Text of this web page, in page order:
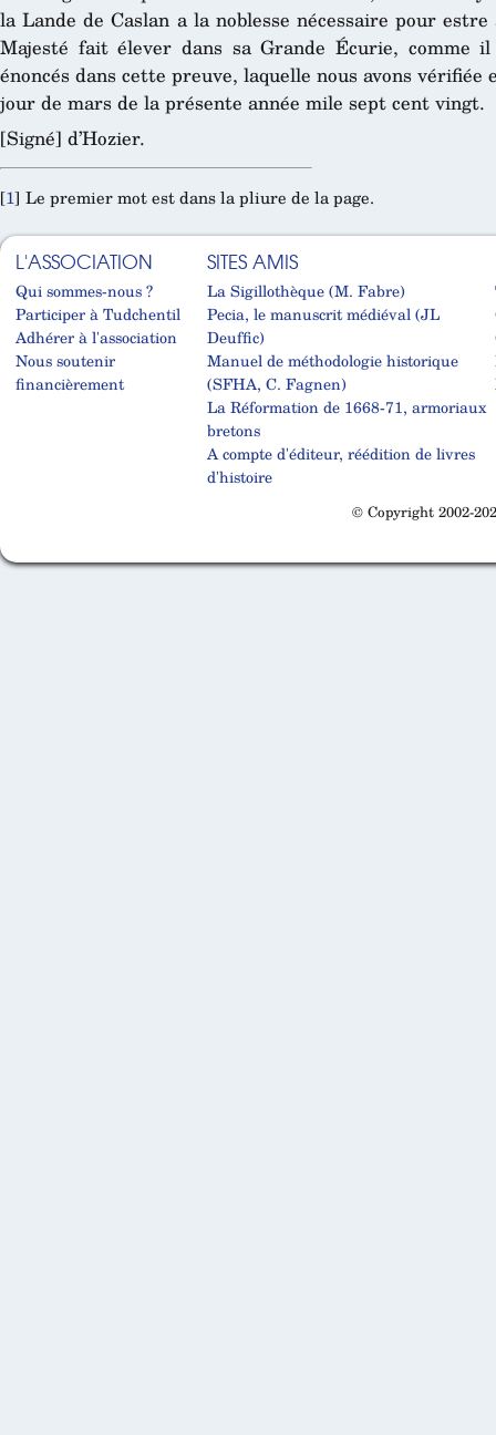
la Lande de Caslan a la noblesse nécessaire pour
Majesté fait élever dans sa Grande Écurie, comme
énoncés dans cette preuve, laquelle nous avons
jour de mars de la présente année mile sept cent vingt.
[Signé] d’Hozier.
[1] Le premier mot est dans la pliure de la page.
L'ASSOCIATION
Qui sommes-nous ?
Participer à Tudchentil
Adhérer à l'association
Nous soutenir
financièrement
SITES AMIS
La Sigillothèque (M. Fabre)
Pecia, le manuscrit médiéval (JL
Deuffic)
Manuel de méthodologie historique
(SFHA, C. Fagnen)
La Réformation de 1668-71, armoriaux
bretons
A compte d'éditeur, réédition de livres
d'histoire
© Copyright 2002-